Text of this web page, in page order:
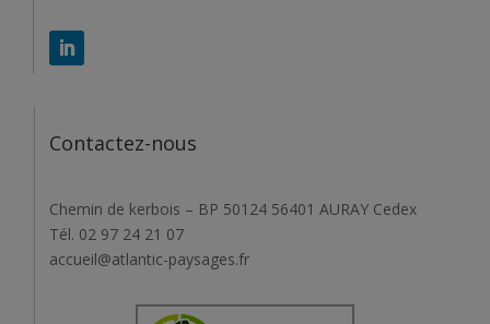
Contactez-nous
Chemin de kerbois – BP 50124 56401 AURAY Cedex
Tél. 02 97 24 21 07
accueil@atlantic-paysages.fr